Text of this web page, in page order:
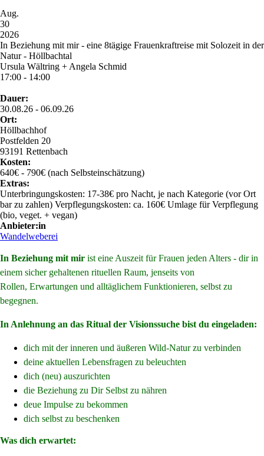
Aug.
30
2026
In Beziehung mit mir - eine 8tägige Frauenkraftreise mit Solozeit in der
Natur - Höllbachtal
Ursula Wältring + Angela Schmid
17:00 - 14:00
Dauer:
30.08.26 - 06.09.26
Ort:
Höllbachhof
Postfelden 20
93191 Rettenbach
Kosten:
640€ - 790€ (nach Selbsteinschätzung)
Extras:
Unterbringungskosten: 17-38€ pro Nacht, je nach Kategorie (vor Ort
bar zu zahlen) Verpflegungskosten: ca. 160€ Umlage für Verpflegung
(bio, veget. + vegan)
Anbieter:in
Wandelweberei
In Beziehung mit mir ist eine Auszeit für Frauen jeden Alters - dirin
einem sicher gehaltenen rituellen Raum, jenseits von
Rollen, Erwartungen und alltäglichem Funktionieren, selbst zu
begegnen.
In Anlehnung an das Ritual der Visionssuche bist du eingeladen:
dich mit der inneren und äußeren Wild-Natur zu verbinden
deine aktuellen Lebensfragen zu beleuchten
dich (neu) auszurichten
die Beziehung zu Dir Selbst zu nähren
deue Impulse zu bekommen
dich selbst zu beschenken
Was dich erwartet: